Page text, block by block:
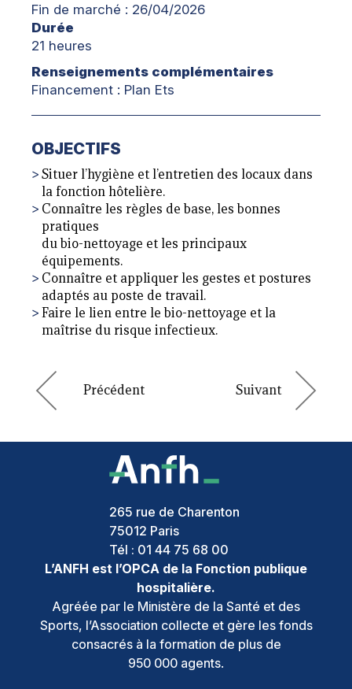
Fin de marché : 26/04/2026
Durée
21 heures
Renseignements complémentaires
Financement : Plan Ets
OBJECTIFS
Situer l’hygiène et l’entretien des locaux dans
la fonction hôtelière.
Connaître les règles de base, les bonnes
pratiques
du bio-nettoyage et les principaux
équipements.
Connaître et appliquer les gestes et postures
adaptés au poste de travail.
Faire le lien entre le bio-nettoyage et la
maîtrise du risque infectieux.
265 rue de Charenton
75012 Paris
Tél : 01 44 75 68 00
L’ANFH est l’OPCA de la Fonction publique
hospitalière.
Agréée par le Ministère de la Santé et des
Sports, l’Association collecte et gère les fonds
consacrés à la formation de plus de
950 000 agents.